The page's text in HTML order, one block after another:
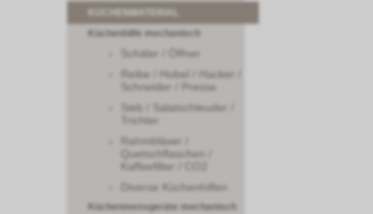
KÜCHENMATERIAL
Küchenhilfe mechanisch
Schäler / Öffner
Reibe / Hobel / Hacker /
Schneider / Presse
Sieb / Salatschleuder /
Trichter
Rahmbläser /
Quetschflaschen /
Kaffeefilter / CO2
Diverse Küchenhilfen
Küchenmessgeräte mechanisch